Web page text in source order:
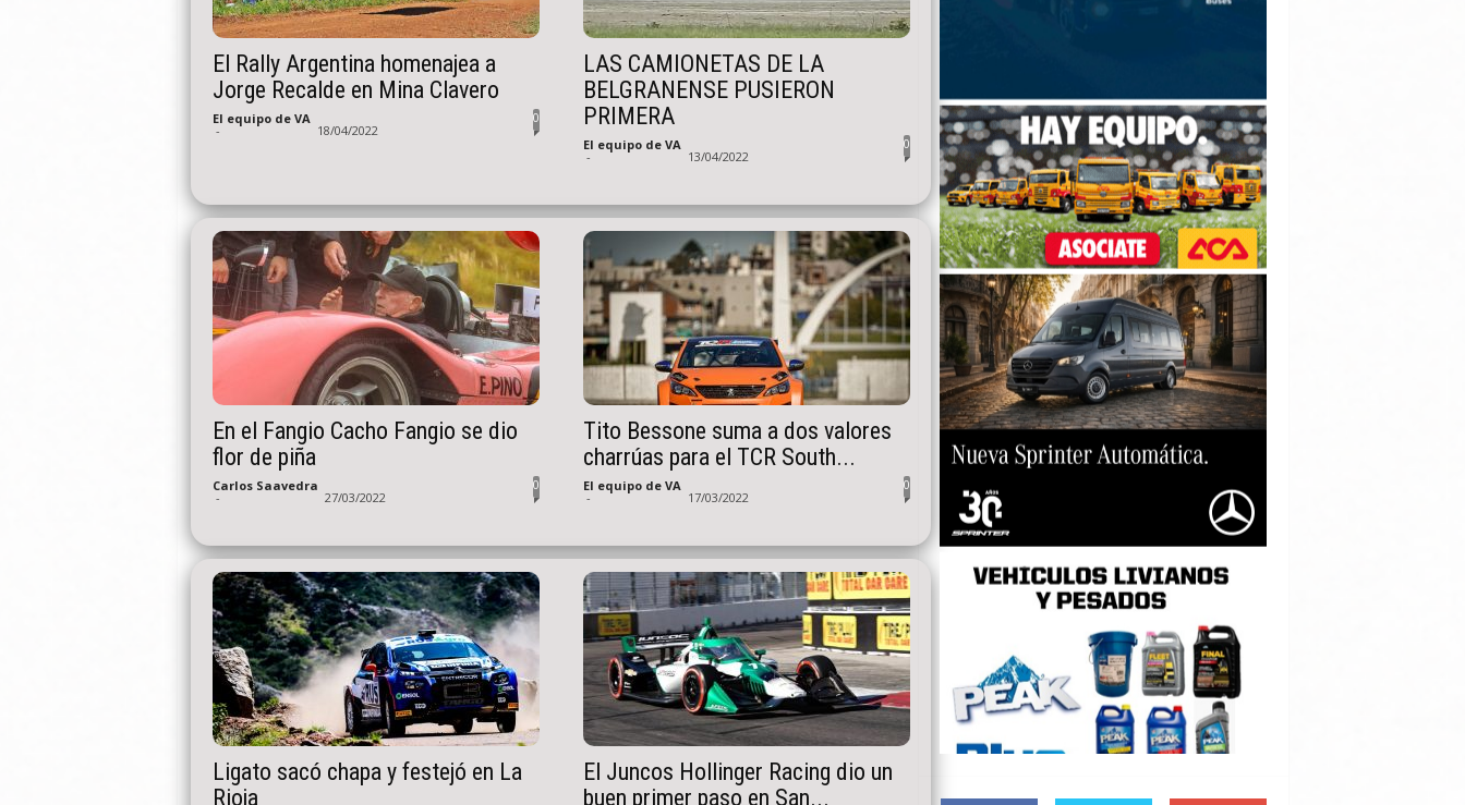
El Rally Argentina homenajea a
Jorge Recalde en Mina Clavero
El equipo de VA
- 18/04/2022
0
LAS CAMIONETAS DE LA
BELGRANENSE PUSIERON
PRIMERA
El equipo de VA
- 13/04/2022
0
En el Fangio Cacho Fangio se dio
flor de piña
Carlos Saavedra
- 27/03/2022
0
Tito Bessone suma a dos valores
charrúas para el TCR South...
El equipo de VA
- 17/03/2022
0
Ligato sacó chapa y festejó en La
Rioja
El Juncos Hollinger Racing dio un
buen primer paso en San...